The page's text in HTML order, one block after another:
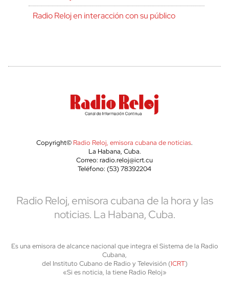
Radio Reloj en interacción con su público
Copyright© Radio Reloj, emisora cubana de noticias.
La Habana, Cuba.
Correo: radio.reloj@icrt.cu
Teléfono: (53) 78392204
Radio Reloj, emisora cubana de la hora y las
noticias. La Habana, Cuba.
Es una emisora de alcance nacional que integra el Sistema de la Radio
Cubana,
del Instituto Cubano de Radio y Televisión (ICRT)
«Si es noticia, la tiene Radio Reloj»